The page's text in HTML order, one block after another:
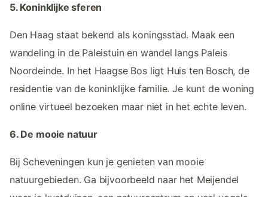
5. Koninklijke sferen
Den Haag staat bekend als koningsstad. Maak een
wandeling in de Paleistuin en wandel langs Paleis
Noordeinde. In het Haagse Bos ligt Huis ten Bosch, de
residentie van de koninklijke familie. Je kunt de woning
online virtueel bezoeken maar niet in het echte leven.
6. De mooie natuur
Bij Scheveningen kun je genieten van mooie
natuurgebieden. Ga bijvoorbeeld naar het Meijendel